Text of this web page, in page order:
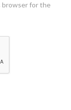
browser for the